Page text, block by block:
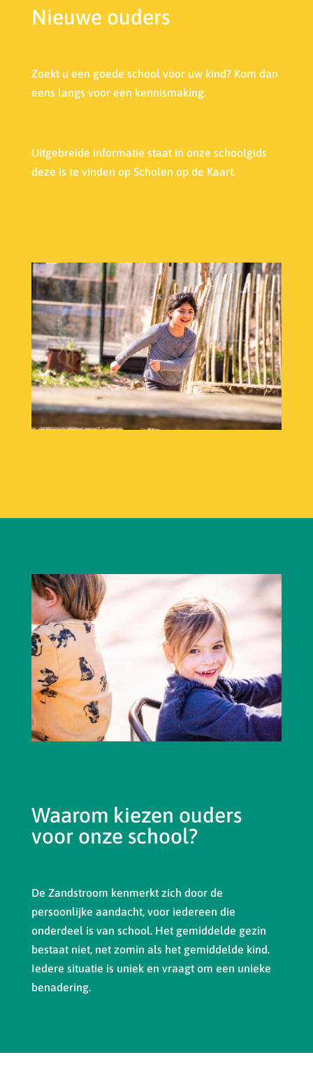
Nieuwe ouders
Zoekt u een goede school voor uw kind? Kom dan
eens langs voor een kennismaking.
Uitgebreide informatie staat in onze schoolgids
deze is te vinden op Scholen op de Kaart.
Waarom kiezen ouders
voor onze school?
De Zandstroom kenmerkt zich door de
persoonlijke aandacht, voor iedereen die
onderdeel is van school. Het gemiddelde gezin
bestaat niet, net zomin als het gemiddelde kind.
Iedere situatie is uniek en vraagt om een unieke
benadering.